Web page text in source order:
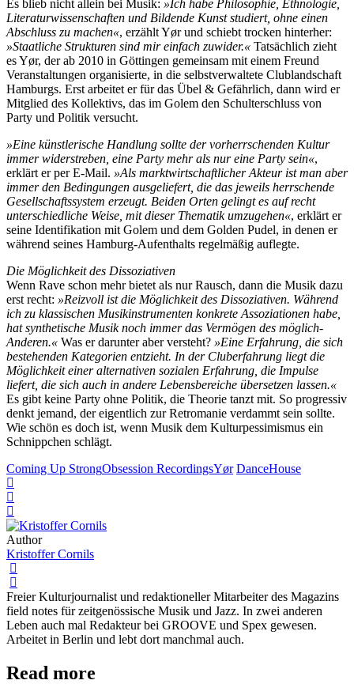
Es blieb nicht allein bei Musik: »Ich habe Philosophie, Ethnologie,
Literaturwissenschaften und Bildende Kunst studiert, ohne einen
Abschluss zu machen«, erzählt Yør und schiebt trocken hinterher:
»Staatliche Strukturen sind mir einfach zuwider.« Tatsächlich zieht
es Yør, der ab 2010 in Göttingen gemeinsam mit einem Freund
Veranstaltungen organisierte, in die selbstverwaltete Clublandschaft
Hamburgs. Erst arbeitet er für das Übel & Gefährlich, dann wird er
Mitglied des Kollektivs, das im Golem den Schulterschluss von
Party und Politik versucht.
»Eine künstlerische Handlung sollte der vorherrschenden Kultur
immer widerstreben, eine Party mehr als nur eine Party sein«,
erklärt er per E-Mail. »Als marktwirtschaftlicher Akteur ist man aber
immer den Bedingungen ausgeliefert, die das jeweils herrschende
Gesellschaftssystem erzeugt. Beiden Orten gelingt es auf recht
unterschiedliche Weise, mit dieser Thematik umzugehen«, erklärt er
seine Identifikation mit Golem und dem Golden Pudel, in denen er
während seines Hamburg-Aufenthalts regelmäßig auflegte.
Die Möglichkeit des Dissoziativen
Wenn Rave schon mehr bietet als nur Rausch, dann die Musik dazu
erst recht: »Reizvoll ist die Möglichkeit des Dissoziativen. Während
ich zu klassischen Musikinstrumenten konkrete Assoziationen habe,
hat synthetische Musik noch immer das Vermögen des möglich-
Anderen.« Was er darunter aber versteht? »Eine Erfahrung, die sich
bestehenden Kategorien entzieht. In der Cluberfahrung liegt die
Möglichkeit einer alternativen sozialen Erfahrung, die Impulse
liefert, die sich auch in andere Lebensbereiche übersetzen lassen.«
Es gibt keine Party ohne Politik, die Theorie tanzt mit. So progressiv
denkt jemand, der eigentlich zur Retromanie verdammt sein sollte.
Wie schön es doch ist, wenn Musik dem Kulturpessimismus ein
Schnippchen schlägt.
Coming Up StrongObsession RecordingsYør DanceHouse
Author
Kristoffer Cornils
Freier Kulturjournalist und redaktioneller Mitarbeiter des Magazins
field notes für zeitgenössische Musik und Jazz. In zwei anderen
Leben auch mal Redakteur bei GROOVE und Spex gewesen.
Arbeitet in Berlin und lebt dort manchmal auch.
Read more